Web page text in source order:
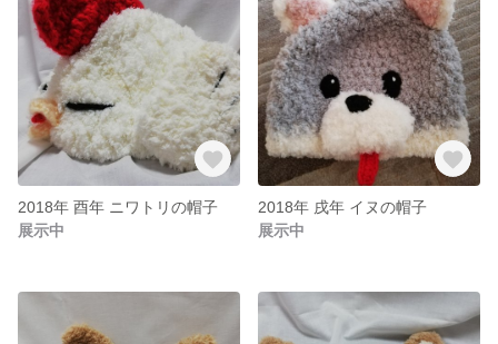
2018年 酉年 ニワトリの帽子
展示中
2018年 戌年 イヌの帽子
展示中